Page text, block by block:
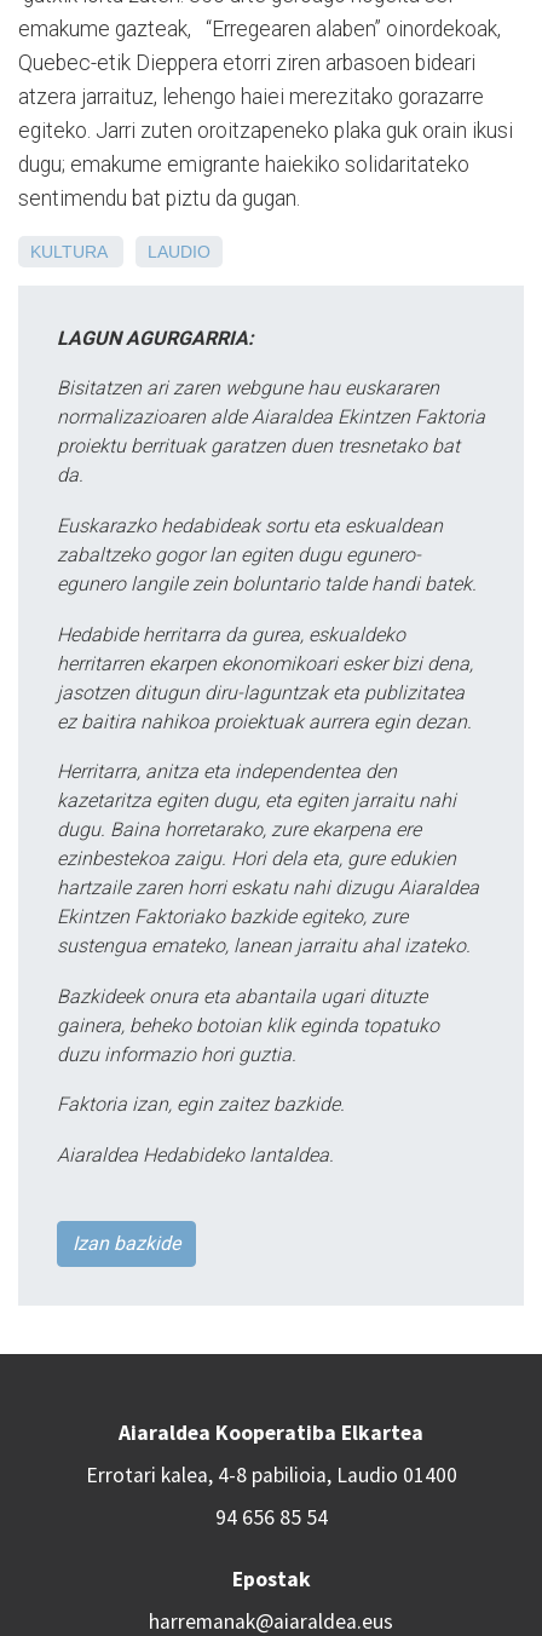
emakume gazteak, “Erregearen alaben” oinordekoak,
Quebec-etik Dieppera etorri ziren arbasoen bideari
atzera jarraituz, lehengo haiei merezitako gorazarre
egiteko. Jarri zuten oroitzapeneko plaka guk orain ikusi
dugu; emakume emigrante haiekiko solidaritateko
sentimendu bat piztu da gugan.
KULTURA LAUDIO
LAGUN AGURGARRIA:
Bisitatzen ari zaren webgune hau euskararen
normalizazioaren alde Aiaraldea Ekintzen Faktoria
proiektu berrituak garatzen duen tresnetako bat
da.
Euskarazko hedabideak sortu eta eskualdean
zabaltzeko gogor lan egiten dugu egunero-
egunero langile zein boluntario talde handi batek.
Hedabide herritarra da gurea, eskualdeko
herritarren ekarpen ekonomikoari esker bizi dena,
jasotzen ditugun diru-laguntzak eta publizitatea
ez baitira nahikoa proiektuak aurrera egin dezan.
Herritarra, anitza eta independentea den
kazetaritza egiten dugu, eta egiten jarraitu nahi
dugu. Baina horretarako, zure ekarpena ere
ezinbestekoa zaigu. Hori dela eta, gure edukien
hartzaile zaren horri eskatu nahi dizugu Aiaraldea
Ekintzen Faktoriako bazkide egiteko, zure
sustengua emateko, lanean jarraitu ahal izateko.
Bazkideek onura eta abantaila ugari dituzte
gainera, beheko botoian klik eginda topatuko
duzu informazio hori guztia.
Faktoria izan, egin zaitez bazkide.
Aiaraldea Hedabideko lantaldea.
Izan bazkide
Aiaraldea Kooperatiba Elkartea
Errotari kalea, 4-8 pabilioia, Laudio 01400
94 656 85 54
Epostak
harremanak@aiaraldea.eus